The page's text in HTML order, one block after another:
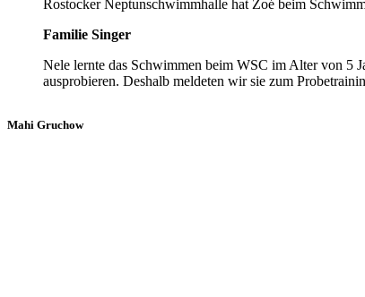
Rostocker Neptunschwimmhalle hat Zoé beim
Familie Singer
Nele lernte das Schwimmen beim WSC im Alter von 5
ausprobieren. Deshalb meldeten wir sie zum
Mahi Gruchow